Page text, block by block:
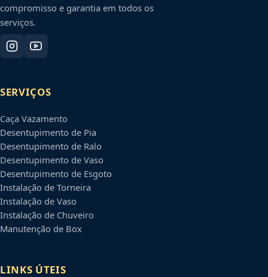
compromisso e garantia em todos os
serviços.
SERVIÇOS
Caça Vazamento
Desentupimento de Pia
Desentupimento de Ralo
Desentupimento de Vaso
Desentupimento de Esgoto
Instalação de Torneira
Instalação de Vaso
Instalação de Chuveiro
Manutenção de Box
LINKS ÚTEIS